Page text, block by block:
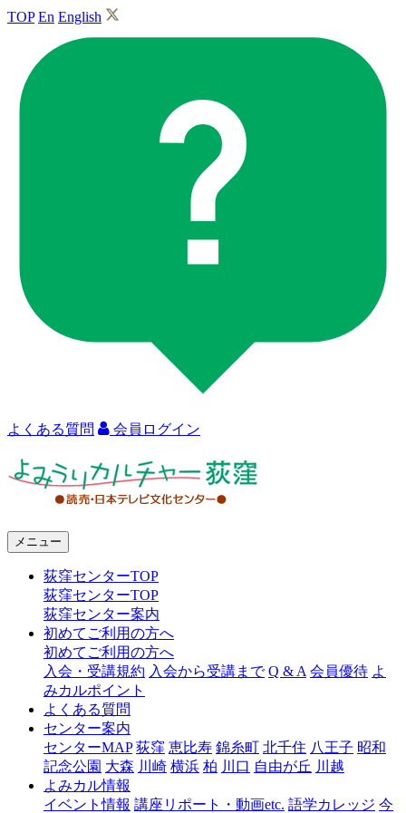
TOP En English
よくある質問 会員ログイン
ャ
窪
メニュー
荻窪センターTOP
荻窪センターTOP
荻窪センター案内
初めてご利用の方へ
初めてご利用の方へ
入会・受講規約 入会から受講まで Q & A 会員優待 よ
みカルポイント
よくある質問
センター案内
センターMAP 荻窪 恵比寿 錦糸町 北千住 八王子 昭和
記念公園 大森 川崎 横浜 柏 川口 自由が丘 川越
よみカル情報
イベント情報 講座リポート・動画etc. 語学カレッジ 今